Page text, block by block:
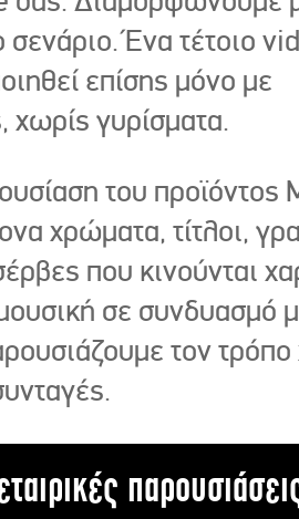
σενάριο. Ένα τέτοιο
επίσης μόνο με
γυρίσματα.
του προϊόντος
χρώματα, τίτλοι,
που κινούνται
σε συνδυασμό
τον